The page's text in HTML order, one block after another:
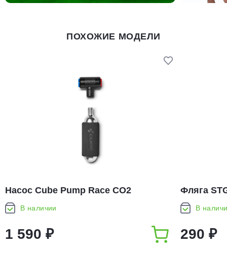
ПОХОЖИЕ МОДЕЛИ
Насос Cube Pump Race CO2
В наличии
1 590 ₽
Фляга
В
290 ₽